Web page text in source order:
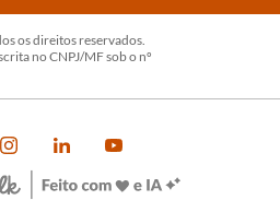
os direitos reservados.
no CNPJ/MF sob o nº